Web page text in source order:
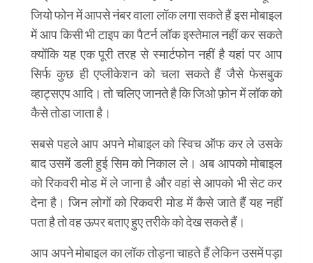
जियो फोन में आपसे नंबर वाला लॉक लगा सकते हैं इस मोबाइल
में आप किसी भी टाइप का पैटर्न लॉक इस्तेमाल नहीं कर सकते
क्योंकि यह एक पूरी तरह से स्मार्टफोन नहीं है यहां पर आप
सिर्फ कुछ ही एप्लीकेशन को चला सकते हैं जैसे फेसबुक
व्हाट्सएप आदि। तो चलिए जानते है कि जिओ फ़ोन में लॉक को
कैसे तोडा जाता है।
सबसे पहले आप अपने मोबाइल को स्विच ऑफ कर ले उसके
बाद उसमें डली हुई सिम को निकाल ले। अब आपको मोबाइल
को रिकवरी मोड में ले जाना है और वहां से आपको भी सेट कर
देना है। जिन लोगों को रिकवरी मोड में कैसे जाते हैं यह नहीं
पता है तो वह ऊपर बताए हुए तरीके को देख सकते हैं।
आप अपने मोबाइल का लॉक तोड़ना चाहते हैं लेकिन उसमें पड़ा